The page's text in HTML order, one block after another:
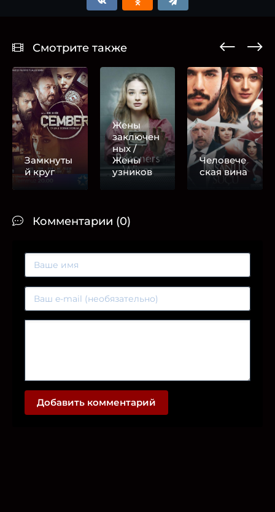
Смотрите также
Замкнуты
й круг
Жены
заключен
ных /
Жены
узников
Человече
ская вина
Комментарии (0)
Добавить комментарий